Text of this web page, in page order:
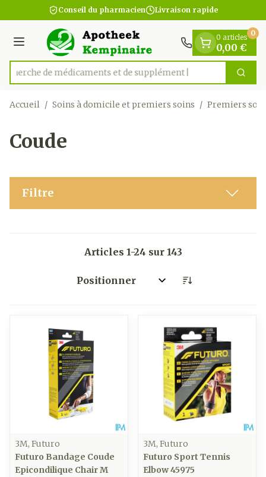
Aller au contenu
1 de 1
Conseil du pharmacien Livraison rapide
Menu
Rechercher
Recherche de médicam
0 articles
0,00 €
0
Accueil / Soins à domicile et premiers soins / Premiers
Coude
Filtre
Articles 1-24 sur 143
Trier par:
3M, Futuro
Futuro Bandage Coude
Epicondilique Chair M
3M, Futuro
Futuro Sport Tennis
Elbow 45975